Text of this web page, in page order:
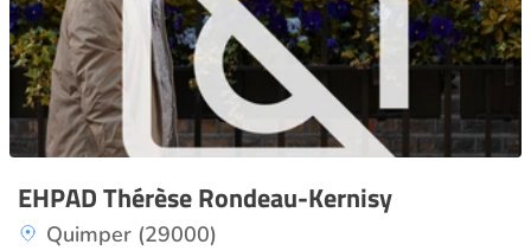
EHPAD Thérèse Rondeau-Kernisy
Quimper (29000)